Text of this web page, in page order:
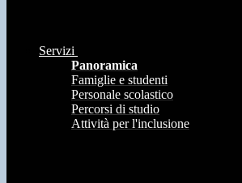
Servizi
Panoramica
Famiglie e studenti
Personale scolastico
Percorsi di studio
Attività per l'inclusione